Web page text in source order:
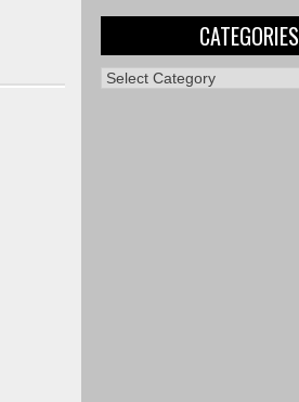
CATEGORIES
Categories